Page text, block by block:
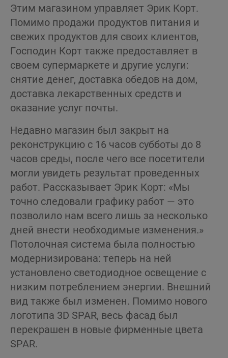
Этим магазином управляет Эрик Корт.
Помимо продажи продуктов питания и
свежих продуктов для своих клиентов,
Господин Корт также предоставляет в
своем супермаркете и другие услуги:
снятие денег, доставка обедов на дом,
доставка лекарственных средств и
оказание услуг почты.
Недавно магазин был закрыт на
реконструкцию с 16 часов субботы до 8
часов среды, после чего все посетители
могли увидеть результат проведенных
работ. Рассказывает Эрик Корт: «Мы
точно следовали графику работ — это
позволило нам всего лишь за несколько
дней внести необходимые изменения.»
Потолочная система была полностью
модернизирована: теперь на ней
установлено светодиодное освещение с
низким потреблением энергии. Внешний
вид также был изменен. Помимо нового
логотипа 3D SPAR, весь фасад был
перекрашен в новые фирменные цвета
SPAR.